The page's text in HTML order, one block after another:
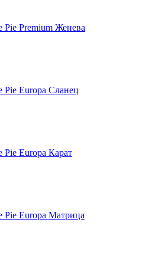
Pie Premium Женева
Pie Europa Сланец
Pie Europa Карат
Pie Europa Матрица